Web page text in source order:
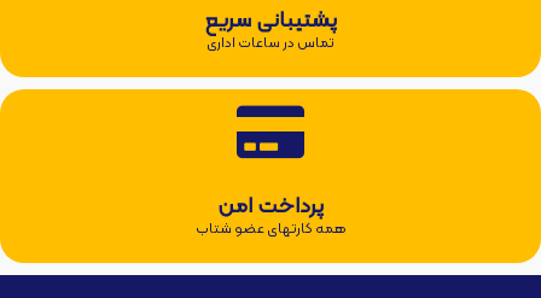
پشتیبانی سریع
تماس در ساعات اداری
پرداخت امن
همه کارتهای عضو شتاب